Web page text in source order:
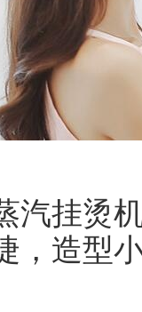
汽挂烫
，造型